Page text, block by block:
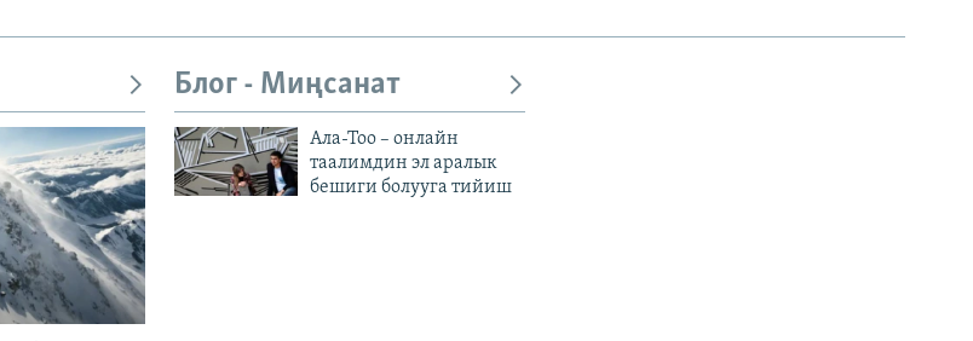
Блог - Миңсанат
Ала-Тоо – онлайн
таалимдин эл аралык
бешиги болууга тийиш